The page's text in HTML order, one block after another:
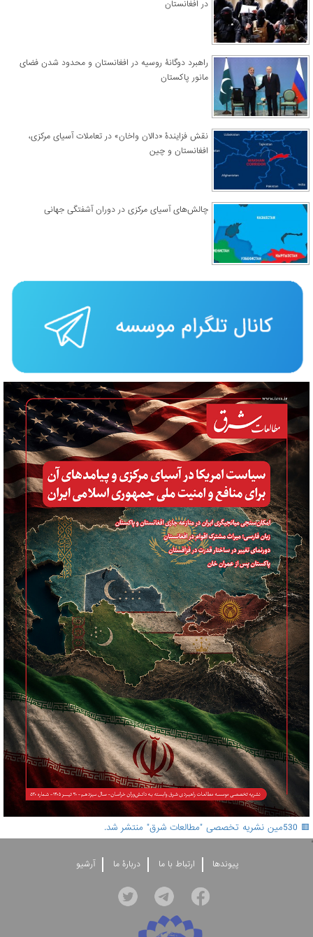
در افغانستان
راهبرد دوگانۀ روسیه در افغانستان و محدود شدن فضای
مانور پاکستان
نقش فزایندۀ «دالان واخان» در تعاملات آسیای مرکزی،
افغانستان و چین
چالش‌های آسیای مرکزی در دوران آشفتگی جهانی
🟥 530مین نشریه تخصصی "مطالعات شرق" منتشر شد.
'
پيوندها ارتباط با ما دربارۀ ما آرشيو